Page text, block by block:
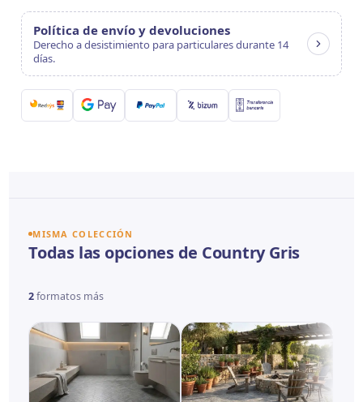
Política de envío y devoluciones
Derecho a desistimiento para particulares durante 14
días.
MISMA COLECCIÓN
Todas las opciones de Country Gris
2formatos más